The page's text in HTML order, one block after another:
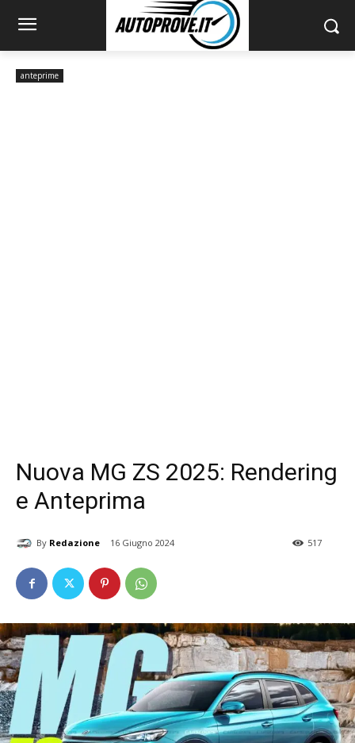
anteprime
Nuova MG ZS 2025: Rendering
e Anteprima
By Redazione 16 Giugno 2024 517